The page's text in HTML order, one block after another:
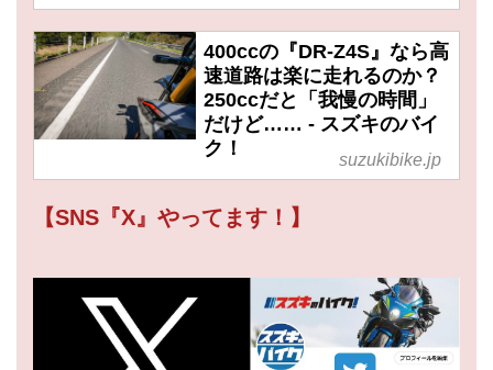
400ccの『DR-Z4S』なら高
速道路は楽に走れるのか？
250ccだと「我慢の時間」
だけど…… - スズキのバイ
ク！
suzukibike.jp
【SNS『X』やってます！】